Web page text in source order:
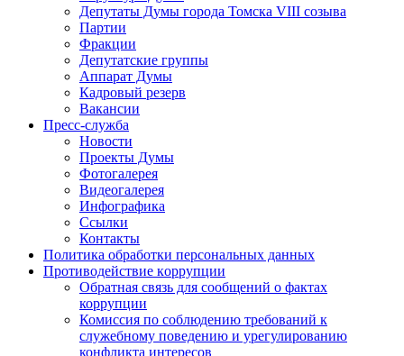
Депутаты Думы города Томска VIII созыва
Партии
Фракции
Депутатские группы
Аппарат Думы
Кадровый резерв
Вакансии
Пресс-служба
Новости
Проекты Думы
Фотогалерея
Видеогалерея
Инфографика
Ссылки
Контакты
Политика обработки персональных данных
Прoтивoдeйствие кoрpупции
Обратная связь для сообщений о фактах
коррупции
Комиссия по соблюдению требований к
служебному поведению и урегулированию
конфликта интересов